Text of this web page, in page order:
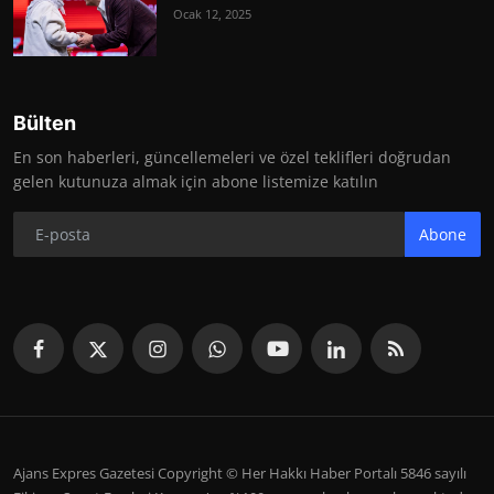
Ocak 12, 2025
Bülten
En son haberleri, güncellemeleri ve özel teklifleri doğrudan
gelen kutunuza almak için abone listemize katılın
Abone
Ajans Expres Gazetesi Copyright © Her Hakkı Haber Portalı 5846 sayılı